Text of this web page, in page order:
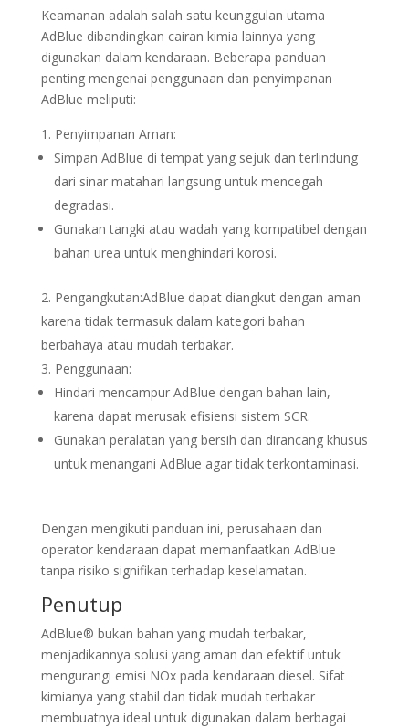
Keamanan adalah salah satu keunggulan utama
AdBlue dibandingkan cairan kimia lainnya yang
digunakan dalam kendaraan. Beberapa panduan
penting mengenai penggunaan dan penyimpanan
AdBlue meliputi:
Penyimpanan Aman:
Simpan AdBlue di tempat yang sejuk dan terlindung
dari sinar matahari langsung untuk mencegah
degradasi.
Gunakan tangki atau wadah yang kompatibel dengan
bahan urea untuk menghindari korosi.
Pengangkutan:AdBlue dapat diangkut dengan aman
karena tidak termasuk dalam kategori bahan
berbahaya atau mudah terbakar.
Penggunaan:
Hindari mencampur AdBlue dengan bahan lain,
karena dapat merusak efisiensi sistem SCR.
Gunakan peralatan yang bersih dan dirancang khusus
untuk menangani AdBlue agar tidak terkontaminasi.
Dengan mengikuti panduan ini, perusahaan dan
operator kendaraan dapat memanfaatkan AdBlue
tanpa risiko signifikan terhadap keselamatan.
Penutup
AdBlue® bukan bahan yang mudah terbakar,
menjadikannya solusi yang aman dan efektif untuk
mengurangi emisi NOx pada kendaraan diesel. Sifat
kimianya yang stabil dan tidak mudah terbakar
membuatnya ideal untuk digunakan dalam berbagai